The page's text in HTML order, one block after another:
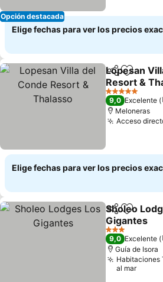
Opción destacada
Elige fechas para ver los precios
Compartir
Lopesan
Resort &
5 Estrellas
9,0 Excelente
Meloneras
Acceso
Elige fechas para ver los precios
Compartir
Sholeo
Gigantes
3 Estrellas
9,0 Excelente
Guía de Isora
Habitaciones
al mar